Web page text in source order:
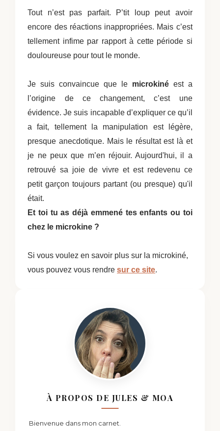
Tout n’est pas parfait. P’tit loup peut avoir
encore des réactions inappropriées. Mais c’est
tellement infime par rapport à cette période si
douloureuse pour tout le monde.
Je suis convaincue que le microkiné est a
l’origine de ce changement, c’est une
évidence. Je suis incapable d’expliquer ce qu’il
a fait, tellement la manipulation est légère,
presque anecdotique. Mais le résultat est là et
je ne peux que m’en réjouir. Aujourd'hui, il a
retrouvé sa joie de vivre et est redevenu ce
petit garçon toujours partant (ou presque) qu'il
était.
Et toi tu as déjà emmené tes enfants ou toi
chez le microkine ?
Si vous voulez en savoir plus sur la microkiné,
vous pouvez vous rendresur ce site.
À PROPOS DE JULES & MOA
Bienvenue dans mon carnet.